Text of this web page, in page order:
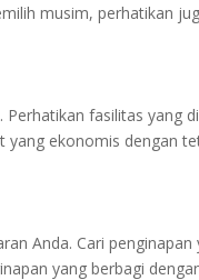
musim, perhatikan
fasilitas yang
yang ekonomis dengan
Anda. Cari
yang berbagi